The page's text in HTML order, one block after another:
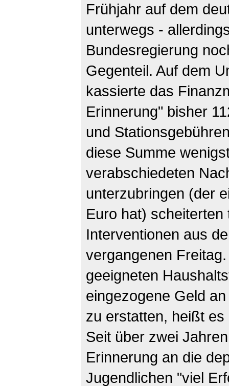
Frühjahr auf dem
unterwegs -
Bundesregierung
Gegenteil. Auf dem
kassierte das
Erinnerung" bisher
und
diese Summe
verabschiedeten
unterzubringen (der
Euro hat)
Interventionen aus
vergangenen
geeigneten
eingezogene Geld
zu erstatten, heißt
Seit über zwei
Erinnerung an die
Jugendlichen "viel